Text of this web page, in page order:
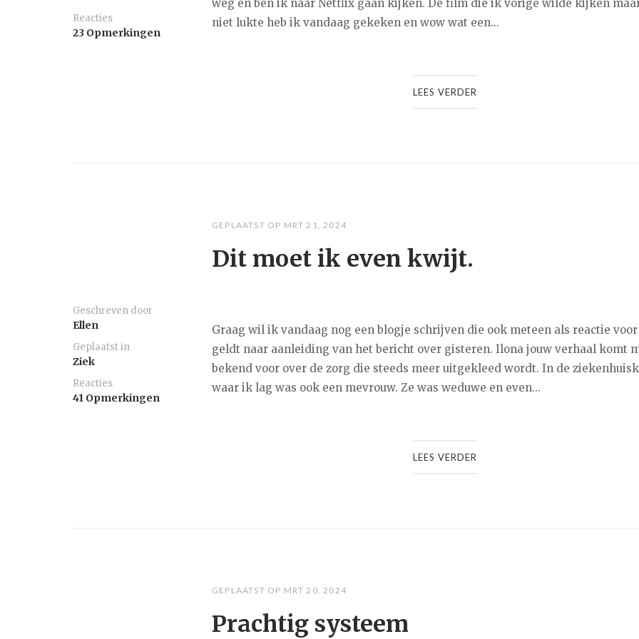
Reacties
23 Opmerkingen
weg en ben ik naar Netflix gaan kijken. De film die ik vorige wilde kijken
niet lukte heb ik vandaag gekeken en wow wat een...
LEES VERDER
GEPLAATST OP MRT 21, 2024
Dit moet ik even kwijt.
Geschreven door
Ellen
Geplaatst in
Ziek
Reacties
41 Opmerkingen
Graag wil ik vandaag nog een blogje schrijven die ook meteen als reactie
geldt naar aanleiding van het bericht over gisteren. Ilona jouw verhaal komt
bekend voor over de zorg die steeds meer uitgekleed wordt. In de
waar ik lag was ook een mevrouw. Ze was weduwe en even...
LEES VERDER
GEPLAATST OP MRT 20, 2024
Prachtig systeem